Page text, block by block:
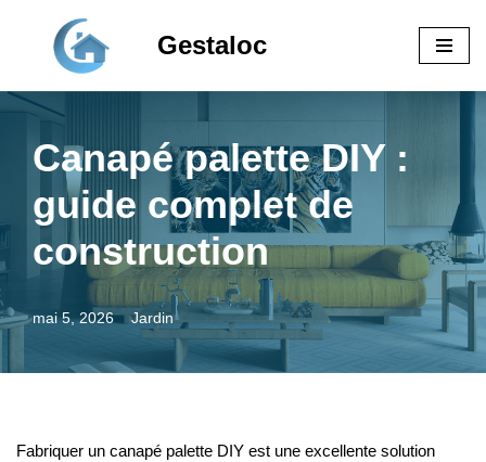
contenu
Gestaloc
Canapé palette DIY :
guide complet de
construction
mai 5, 2026 Jardin
Fabriquer un canapé palette DIY est une excellente solution